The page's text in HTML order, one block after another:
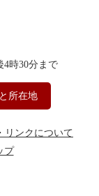
4時30分まで
所在地
リンクについて
プ